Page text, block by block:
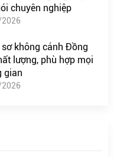
chuyên nghiệp
sơ không cánh Đồng
lượng, phù hợp mọi
gian